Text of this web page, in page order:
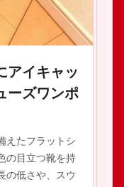
2020.02.18
アイキャッ
ーズワンポ
えたフラットシ
の目立つ靴を持
の低さや、スウ